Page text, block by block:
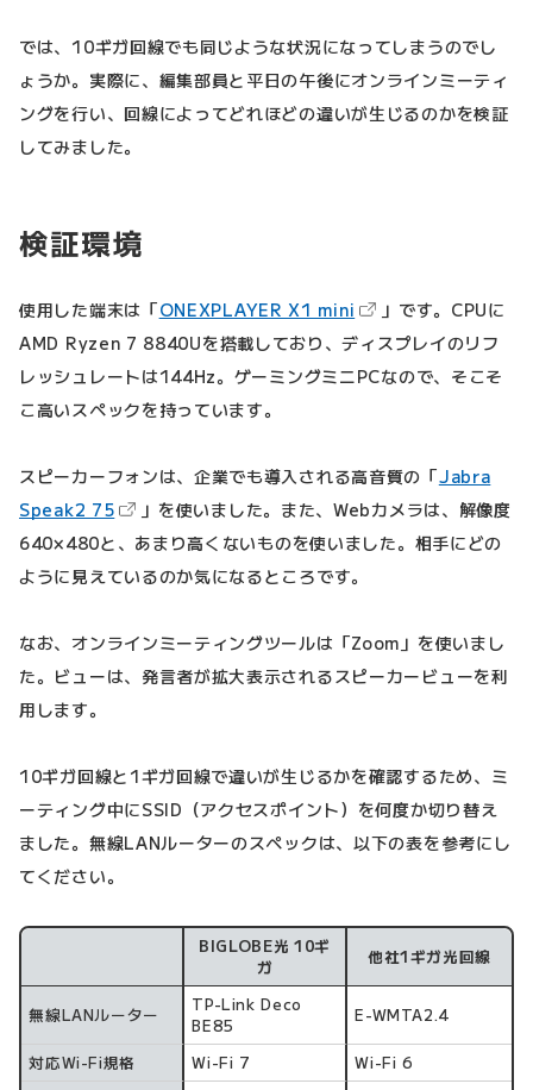
では、10ギガ回線でも同じような状況になってしまうのでし
ょうか。実際に、編集部員と平日の午後にオンラインミーティ
ングを行い、回線によってどれほどの違いが生じるのかを検証
してみました。
検証環境
使用した端末は「ONEXPLAYER X1 mini （新しいタブで開き
」です。CPUに
AMD Ryzen 7 8840Uを搭載しており、ディスプレイのリフ
レッシュレートは144Hz。ゲーミングミニPCなので、そこそ
こ高いスペックを持っています。
スピーカーフォンは、企業でも導入される高音質の「Jabra
Speak2 75（新しいタブで開きます）
」を使いました。また、Webカメラは、解像度
640×480と、あまり高くないものを使いました。相手にどの
ように見えているのか気になるところです。
なお、オンラインミーティングツールは「Zoom」を使いまし
た。ビューは、発言者が拡大表示されるスピーカービューを利
用します。
10ギガ回線と1ギガ回線で違いが生じるかを確認するため、ミ
ーティング中にSSID（アクセスポイント）を何度か切り替え
ました。無線LANルーターのスペックは、以下の表を参考にし
てください。
BIGLOBE光 10ギ
ガ
他社1ギガ光回線
無線LANルーター
TP-Link Deco
BE85
E-WMTA2.4
対応Wi-Fi規格 Wi-Fi 7
Wi-Fi 6